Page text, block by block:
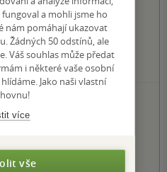
z5
čtenářů
4 hvězdičky
hvezdička
a mohli jsme ho
nám pomáhají ukazovat
Žádných 50 odstínů, ale
Váš souhlas může předat
i některé vaše osobní
Jako naši vlastní
více
vše